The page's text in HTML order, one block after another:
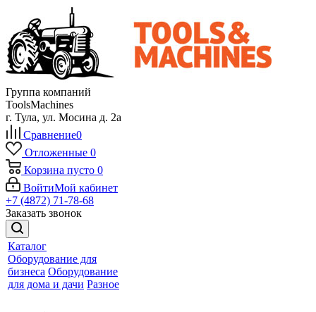
Группа компаний
ToolsMachines
г. Тула, ул. Мосина д. 2а
Сравнение0
Отложенные 0
Корзина пусто 0
ВойтиМой кабинет
+7 (4872) 71-78-68
Заказать звонок
Каталог
Оборудование для
бизнеса Оборудование
для дома и дачи Разное